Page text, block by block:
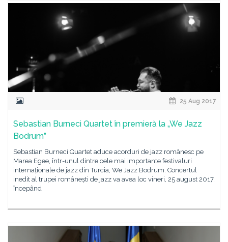
25 Aug 2017
Sebastian Burneci Quartet în premieră la „We Jazz
Bodrum”
Sebastian Burneci Quartet aduce acorduri de jazz românesc pe
Marea Egee, într-unul dintre cele mai importante festivaluri
internaționale de jazz din Turcia, We Jazz Bodrum. Concertul
inedit al trupei românești de jazz va avea loc vineri, 25 august 2017,
începând